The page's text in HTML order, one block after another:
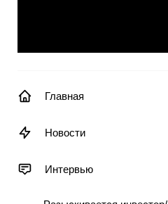
Главная
Новости
Интервью